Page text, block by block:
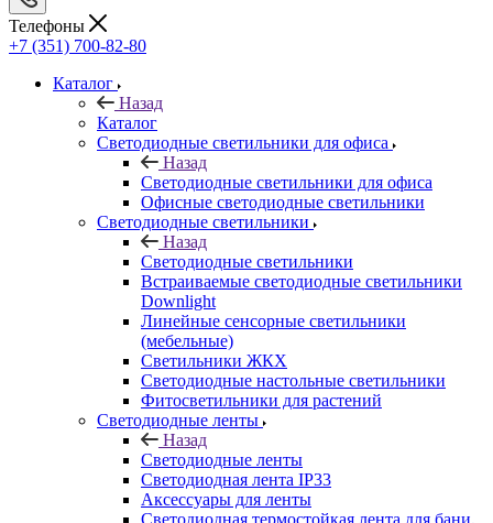
Телефоны
+7 (351) 700-82-80
Каталог
Назад
Каталог
Светодиодные светильники для офиса
Назад
Светодиодные светильники для офиса
Офисные светодиодные светильники
Светодиодные светильники
Назад
Светодиодные светильники
Встраиваемые светодиодные светильники
Downlight
Линейные сенсорные светильники
(мебельные)
Светильники ЖКХ
Светодиодные настольные светильники
Фитосветильники для растений
Светодиодные ленты
Назад
Светодиодные ленты
Светодиодная лента IP33
Аксессуары для ленты
Светодиодная термостойкая лента для бани,